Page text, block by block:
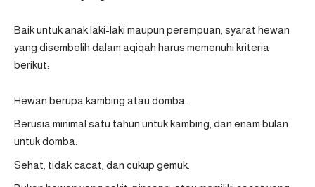
Baik untuk anak laki-laki maupun perempuan, syarat hewan
yang disembelih dalam aqiqah harus memenuhi kriteria
berikut:
Hewan berupa kambing atau domba.
Berusia minimal satu tahun untuk kambing, dan enam bulan
untuk domba.
Sehat, tidak cacat, dan cukup gemuk.